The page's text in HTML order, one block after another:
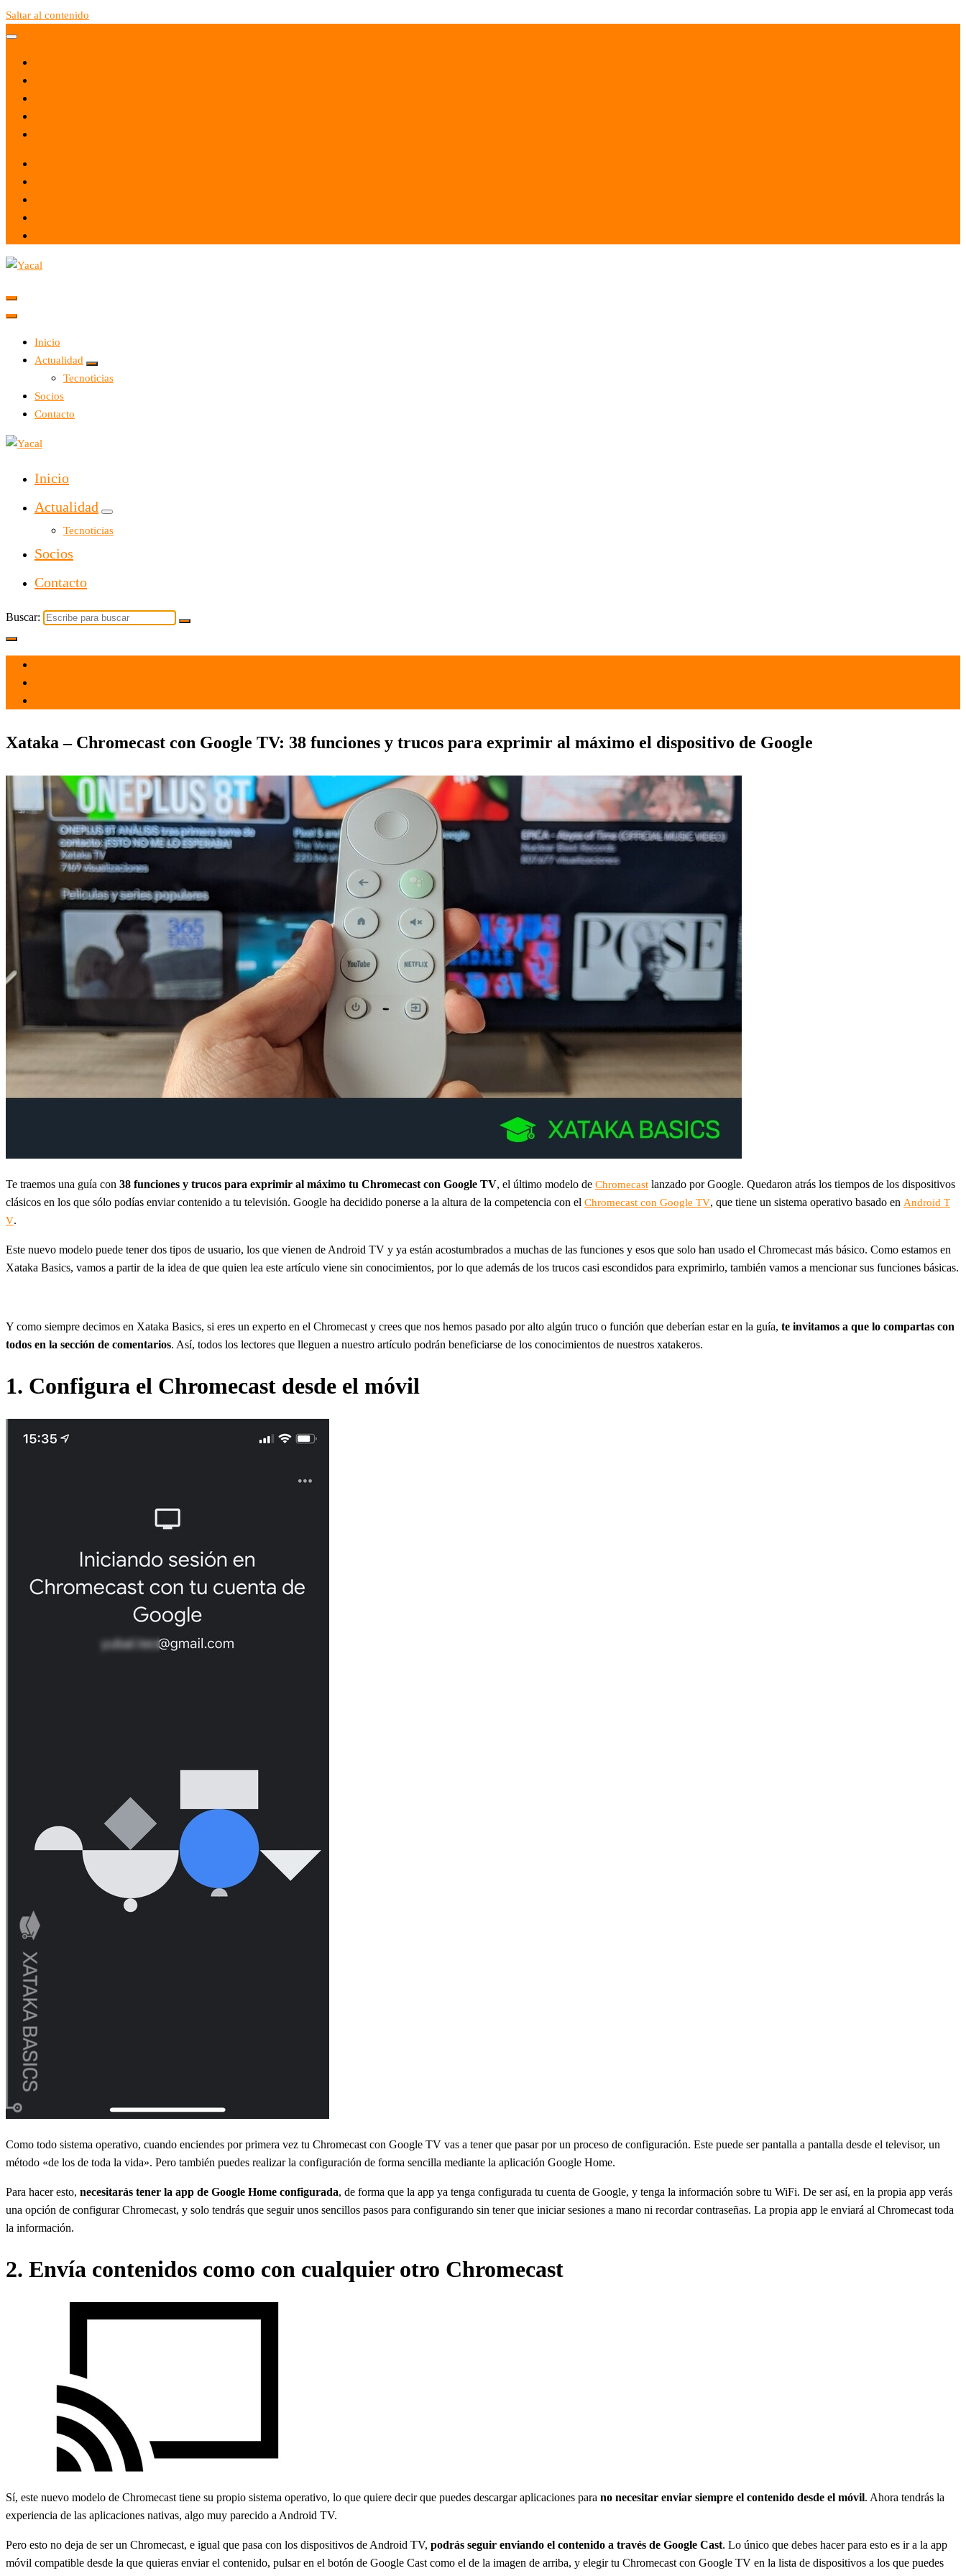
Saltar al contenido
Yacal micro hosting
Inicio
Actualidad
Tecnoticias
Socios
Contacto
Yacal micro hosting
Inicio
Actualidad
Tecnoticias
Socios
Contacto
Buscar:
Xataka – Chromecast con Google TV: 38 funciones y trucos para exprimir al máximo el dispositivo de Google
Te traemos una guía con 38 funciones y trucos para exprimir al máximo tu Chromecast con Google TV, el último modelo de Chromecast lanzado por Google. Quedaron atrás los tiempos de los dispositivos
clásicos en los que sólo podías enviar contenido a tu televisión. Google ha decidido ponerse a la altura de la competencia con el Chromecast con Google TV, que tiene un sistema operativo basado en Android T
V.
Este nuevo modelo puede tener dos tipos de usuario, los que vienen de Android TV y ya están acostumbrados a muchas de las funciones y esos que solo han usado el Chromecast más básico. Como estamos en
Xataka Basics, vamos a partir de la idea de que quien lea este artículo viene sin conocimientos, por lo que además de los trucos casi escondidos para exprimirlo, también vamos a mencionar sus funciones básicas.
Y como siempre decimos en Xataka Basics, si eres un experto en el Chromecast y crees que nos hemos pasado por alto algún truco o función que deberían estar en la guía, te invitamos a que lo compartas con
todos en la sección de comentarios. Así, todos los lectores que lleguen a nuestro artículo podrán beneficiarse de los conocimientos de nuestros xatakeros.
1. Configura el Chromecast desde el móvil
Como todo sistema operativo, cuando enciendes por primera vez tu Chromecast con Google TV vas a tener que pasar por un proceso de configuración. Este puede ser pantalla a pantalla desde el televisor, un
método «de los de toda la vida». Pero también puedes realizar la configuración de forma sencilla mediante la aplicación Google Home.
Para hacer esto, necesitarás tener la app de Google Home configurada, de forma que la app ya tenga configurada tu cuenta de Google, y tenga la información sobre tu WiFi. De ser así, en la propia app verás
una opción de configurar Chromecast, y solo tendrás que seguir unos sencillos pasos para configurando sin tener que iniciar sesiones a mano ni recordar contraseñas. La propia app le enviará al Chromecast toda
la información.
2. Envía contenidos como con cualquier otro Chromecast
Sí, este nuevo modelo de Chromecast tiene su propio sistema operativo, lo que quiere decir que puedes descargar aplicaciones para no necesitar enviar siempre el contenido desde el móvil. Ahora tendrás la
experiencia de las aplicaciones nativas, algo muy parecido a Android TV.
Pero esto no deja de ser un Chromecast, e igual que pasa con los dispositivos de Android TV, podrás seguir enviando el contenido a través de Google Cast. Lo único que debes hacer para esto es ir a la app
móvil compatible desde la que quieras enviar el contenido, pulsar en el botón de Google Cast como el de la imagen de arriba, y elegir tu Chromecast con Google TV en la lista de dispositivos a los que puedes